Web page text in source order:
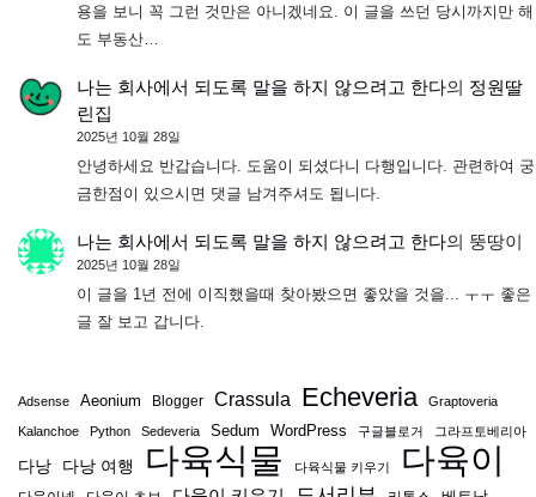
용을 보니 꼭 그런 것만은 아니겠네요. 이 글을 쓰던 당시까지만 해
도 부동산…
나는 회사에서 되도록 말을 하지 않으려고 한다의 정원딸
린집
2025년 10월 28일
안녕하세요 반갑습니다. 도움이 되셨다니 다행입니다. 관련하여 궁
금한점이 있으시면 댓글 남겨주셔도 됩니다.
나는 회사에서 되도록 말을 하지 않으려고 한다의 뚱땅이
2025년 10월 28일
이 글을 1년 전에 이직했을때 찾아봤으면 좋았을 것을... ㅜㅜ 좋은
글 잘 보고 갑니다.
Adsense Aeonium Blogger Crassula Echeveria Graptoveria
Kalanchoe Python Sedeveria Sedum WordPress 구글블로거 그라프토베리아
다낭 다낭 여행 다육식물 다육식물 키우기 다육이